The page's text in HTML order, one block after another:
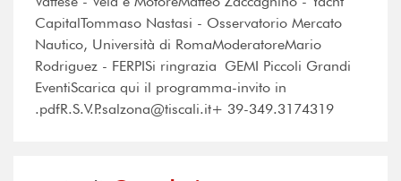
CapitalTommaso Nastasi - Osservatorio Mercato
Nautico, Università di RomaModeratoreMario
Rodriguez - FERPISi ringrazia GEMI Piccoli Grandi
EventiScarica qui il programma-invito in
.pdfR.S.V.P.salzona@tiscali.it+ 39-349.3174319